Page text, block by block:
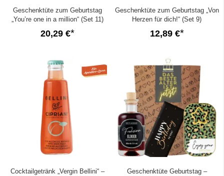
Geschenktüte zum Geburtstag
„You’re one in a million“ (Set 11)
20,29 €
Geschenktüte zum Geburtstag „Von
Herzen für dich!“ (Set 9)
12,89 €
Cocktailgetränk „Vergin Bellini“ –
Geschenktüte Geburtstag –